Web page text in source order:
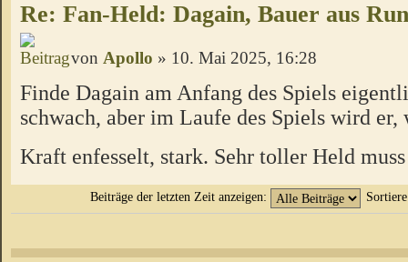
Re: Fan-Held: Dagain, Bauer aus
von Apollo » 10. Mai 2025, 16:28
Finde Dagain am Anfang des Spiels
schwach, aber im Laufe des Spiels wird er,
Kraft enfesselt, stark. Sehr toller Held
Beiträge der letzten Zeit anzeigen: